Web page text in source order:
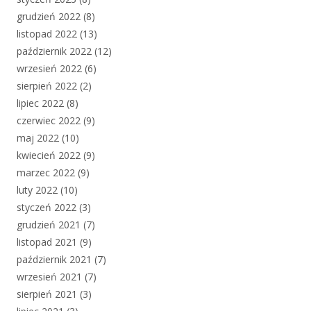
grudzień 2022 (8)
listopad 2022 (13)
październik 2022 (12)
wrzesień 2022 (6)
sierpień 2022 (2)
lipiec 2022 (8)
czerwiec 2022 (9)
maj 2022 (10)
kwiecień 2022 (9)
marzec 2022 (9)
luty 2022 (10)
styczeń 2022 (3)
grudzień 2021 (7)
listopad 2021 (9)
październik 2021 (7)
wrzesień 2021 (7)
sierpień 2021 (3)